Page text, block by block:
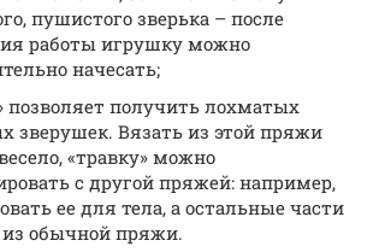
пушистого зверька – после
работы игрушку можно
начесать;
позволяет получить лохматых
зверушек. Вязать из этой пряжи
«травку» можно
с другой пряжей: например,
ее для тела, а остальные части
из обычной пряжи.